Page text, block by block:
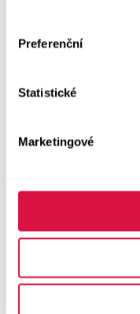
Preferenční
Statistické
Marketingové